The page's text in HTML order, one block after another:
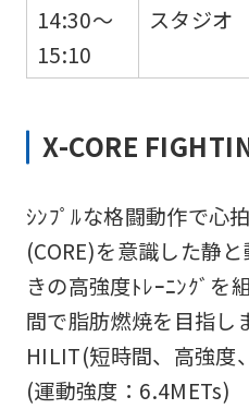
14:30～
15:10
スタジオ
X-CORE
ｼﾝﾌﾟﾙな格闘動作で心
(CORE)を意識した静
きの高強度ﾄﾚｰﾆﾝｸﾞを
間で脂肪燃焼を目指し
HILIT(短時間、高強度
(運動強度：6.4METs)